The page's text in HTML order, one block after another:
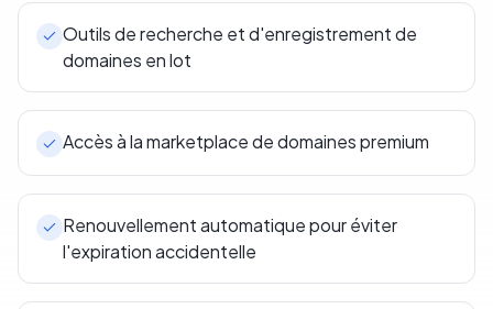
Outils de recherche et d'enregistrement de
domaines en lot
Accès à la marketplace de domaines premium
Renouvellement automatique pour éviter
l'expiration accidentelle